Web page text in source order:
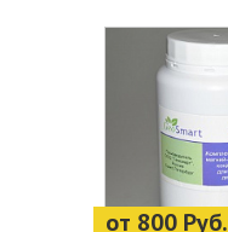
от 800 Руб.